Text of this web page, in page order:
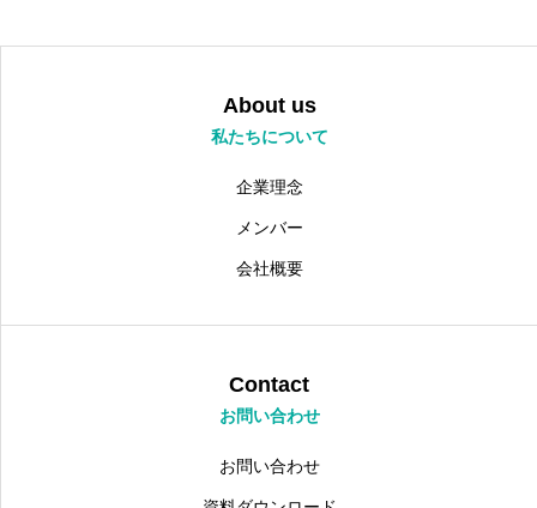
About us
私たちについて
企業理念
メンバー
会社概要
Contact
お問い合わせ
お問い合わせ